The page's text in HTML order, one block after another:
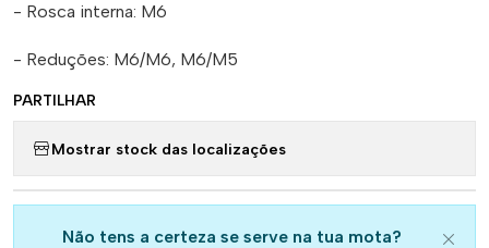
- Rosca interna: M6
- Reduções: M6/M6, M6/M5
PARTILHAR
Mostrar stock das localizações
Não tens a certeza se serve na tua mota?